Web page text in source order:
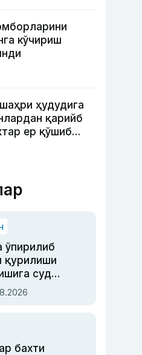
кўчириш
ҳудудига
қарийб
ер қўшиб
ўпирилиб
қурилиши
суд
бахти